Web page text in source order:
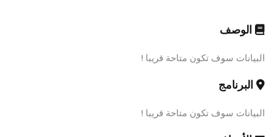
الوصف
البيانات سوف تكون متاحة قريبا !
البرنامج
البيانات سوف تكون متاحة قريبا !